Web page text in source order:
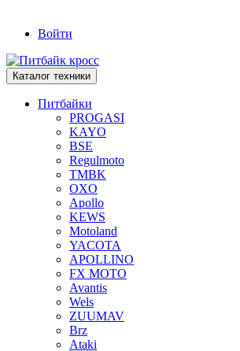
Войти
Каталог техники
Питбайки
PROGASI
KAYO
BSE
Regulmoto
TMBK
OXO
Apollo
KEWS
Motoland
YACOTA
APOLLINO
FX MOTO
Avantis
Wels
ZUUMAV
Brz
Ataki